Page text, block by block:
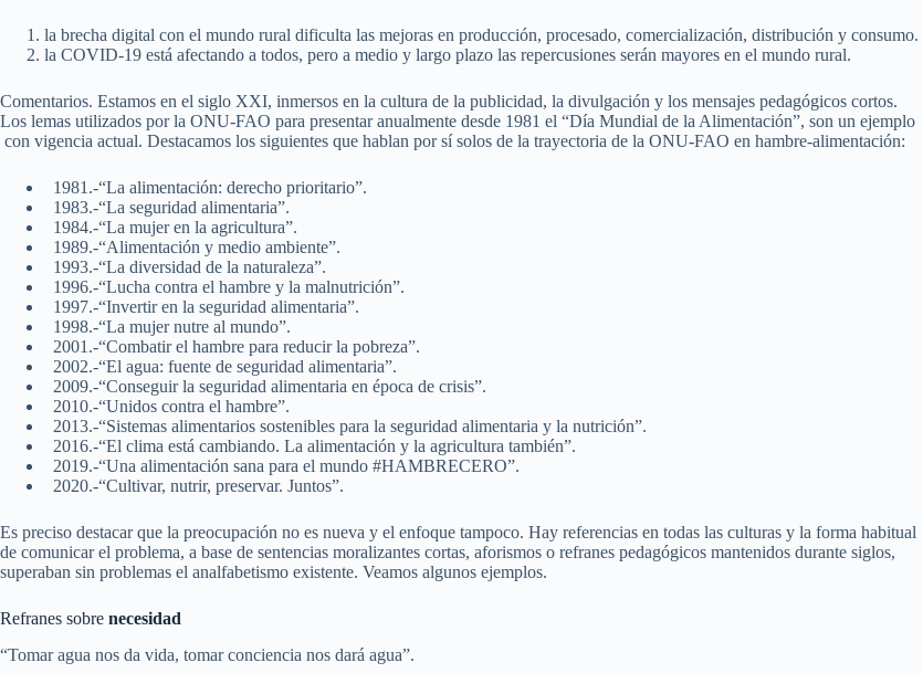
la brecha digital con el mundo rural dificulta las mejoras en producción, procesado, comercialización, distribución y consumo.
la COVID-19 está afectando a todos, pero a medio y largo plazo las repercusiones serán mayores en el mundo rural.
Comentarios. Estamos en el siglo XXI, inmersos en la cultura de la publicidad, la divulgación y los mensajes pedagógicos cortos.
Los lemas utilizados por la ONU-FAO para presentar anualmente desde 1981 el “Día Mundial de la Alimentación”, son un ejemplo
con vigencia actual. Destacamos los siguientes que hablan por sí solos de la trayectoria de la ONU-FAO en hambre-alimentación:
1981.-“La alimentación: derecho prioritario”.
1983.-“La seguridad alimentaria”.
1984.-“La mujer en la agricultura”.
1989.-“Alimentación y medio ambiente”.
1993.-“La diversidad de la naturaleza”.
1996.-“Lucha contra el hambre y la malnutrición”.
1997.-“Invertir en la seguridad alimentaria”.
1998.-“La mujer nutre al mundo”.
2001.-“Combatir el hambre para reducir la pobreza”.
2002.-“El agua: fuente de seguridad alimentaria”.
2009.-“Conseguir la seguridad alimentaria en época de crisis”.
2010.-“Unidos contra el hambre”.
2013.-“Sistemas alimentarios sostenibles para la seguridad alimentaria y la nutrición”.
2016.-“El clima está cambiando. La alimentación y la agricultura también”.
2019.-“Una alimentación sana para el mundo #HAMBRECERO”.
2020.-“Cultivar, nutrir, preservar. Juntos”.
Es preciso destacar que la preocupación no es nueva y el enfoque tampoco. Hay referencias en todas las culturas y la forma habitual
de comunicar el problema, a base de sentencias moralizantes cortas, aforismos o refranes pedagógicos mantenidos durante siglos,
superaban sin problemas el analfabetismo existente. Veamos algunos ejemplos.
Refranes sobre necesidad
“Tomar agua nos da vida, tomar conciencia nos dará agua”.